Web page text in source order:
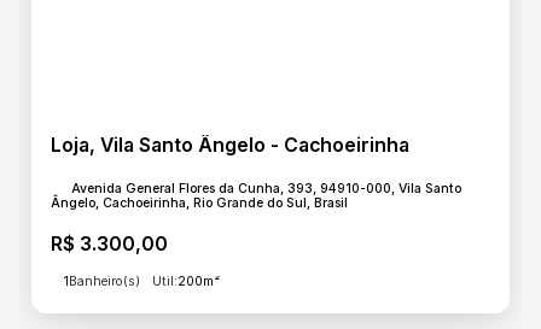
Loja, Vila Santo Ângelo - Cachoeirinha
R$ 3.300,00
Avenida General Flores da Cunha, 393, 94910-000, Vila Santo
Ângelo, Cachoeirinha, Rio Grande do Sul, Brasil
1Banheiro(s) Útil:200m²